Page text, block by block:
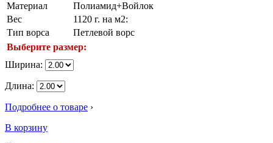
Материал
Полиамид+Войлок
Вес
1120 г. на м2:
Тип ворса
Петлевой ворс
Выберите размер:
Ширина:
Длина:
Подробнее о товаре ›
В корзину